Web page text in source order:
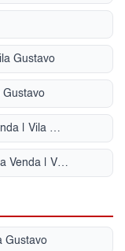
Gustavo
Gustavo
Sobrado com ar condicionado para Venda | Vila Gustavo
Apartamento com ar condicionado para Venda | Vila Gustavo
Gustavo